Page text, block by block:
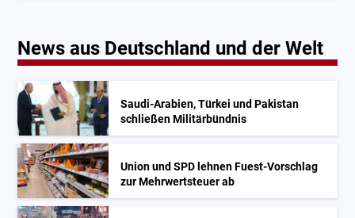
News aus Deutschland und der Welt
Saudi-Arabien, Türkei und Pakistan
schließen Militärbündnis
Union und SPD lehnen Fuest-Vorschlag
zur Mehrwertsteuer ab